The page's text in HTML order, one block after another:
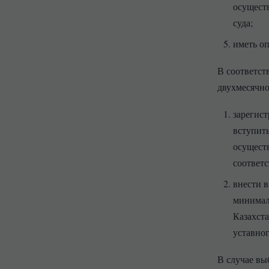
суда;
иметь
В
внести
В случае